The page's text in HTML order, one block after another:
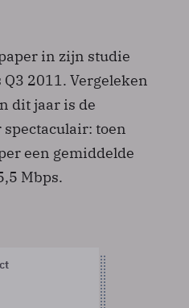
in zijn studie
2011. Vergeleken
dit jaar is de
toen
een gemiddelde
Mbps.